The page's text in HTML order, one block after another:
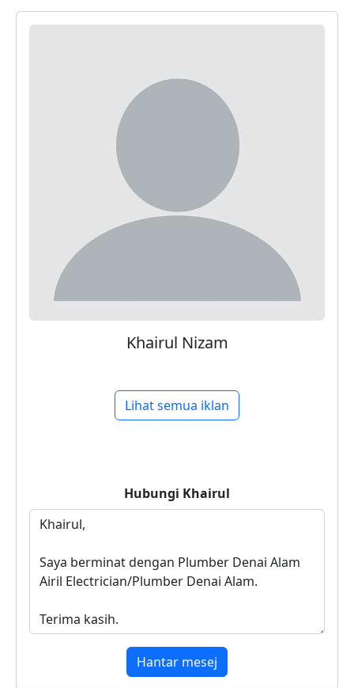
Khairul Nizam
Lihat semua iklan
Hubungi Khairul
Hantar mesej